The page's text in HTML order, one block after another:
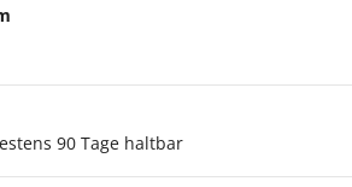
90 Tage haltbar